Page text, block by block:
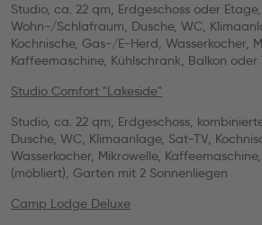
Studio, ca. 22 qm, Erdgeschoss oder
Wohn-/Schlafraum, Dusche, WC,
Kochnische, Gas-/E-Herd, Wasserkocher,
Kaffeemaschine, Kühlschrank, Balkon oder
Studio Comfort "Lakeside"
Studio, ca. 22 qm, Erdgeschoss,
Dusche, WC, Klimaanlage, Sat-TV,
Wasserkocher, Mikrowelle,
(möbliert), Garten mit 2 Sonnenliegen
Camp Lodge Deluxe